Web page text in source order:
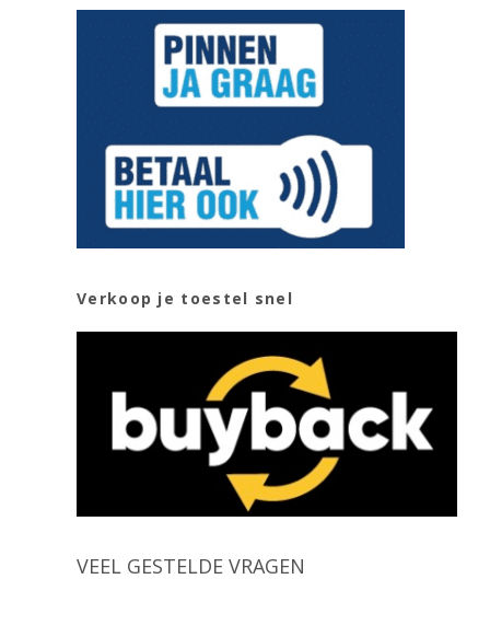
Verkoop je toestel snel
VEEL GESTELDE VRAGEN